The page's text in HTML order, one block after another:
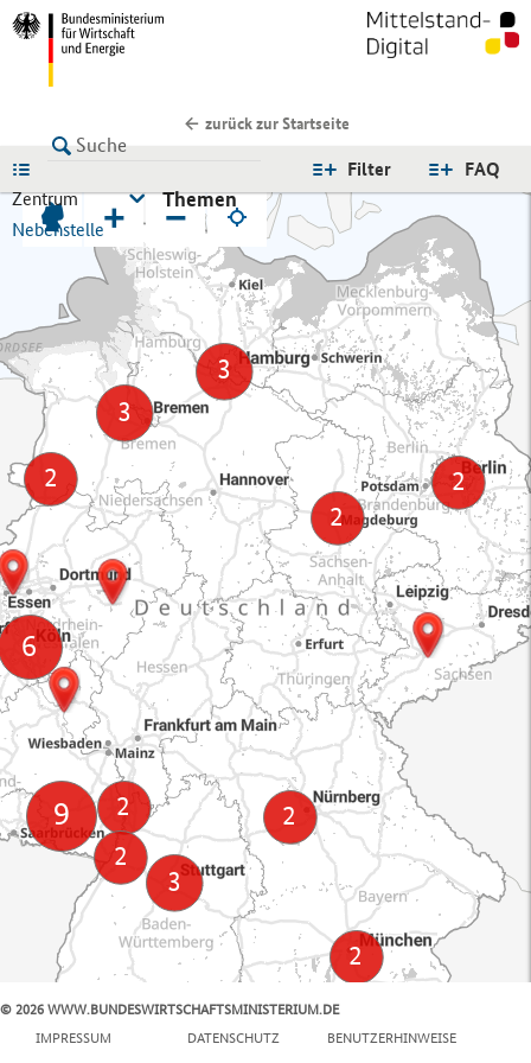
zurück zur Startseite
FAQ
Filter
Zentrum
Nebenstelle
Themen
+ −
© 2026 WWW.BUNDESWIRTSCHAFTSMINISTERIUM.DE
IMPRESSUM
DATENSCHUTZ BENUTZERHINWEISE